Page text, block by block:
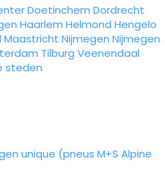
Doetinchem Dordrecht
Haarlem Helmond Hengelo
Maastricht Nijmegen Nijmegen
Tilburg Veenendaal
steden
unique (pneus M+S Alpine